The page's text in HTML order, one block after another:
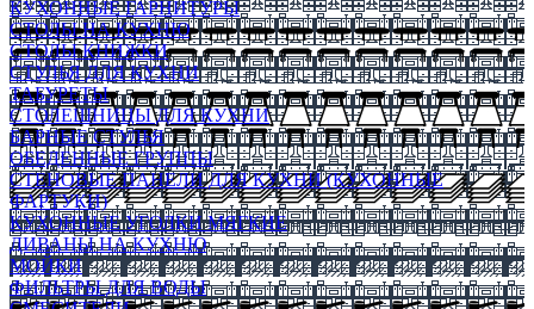
КУХОННЫЕ ГАРНИТУРЫ
СТОЛЫ НА КУХНЮ
СТОЛЫ КНИЖКИ
СТУЛЬЯ ДЛЯ КУХНИ
ТАБУРЕТЫ
СТОЛЕШНИЦЫ ДЛЯ КУХНИ
БАРНЫЕ СТУЛЬЯ
ОБЕДЕННЫЕ ГРУППЫ
СТЕНОВЫЕ ПАНЕЛИ ДЛЯ КУХНИ (КУХОННЫЕ
ФАРТУКИ)
КУХОННЫЕ УГОЛКИ МЯГКИЕ
ДИВАНЫ НА КУХНЮ
МОЙКИ
ФИЛЬТРЫ ДЛЯ ВОДЫ